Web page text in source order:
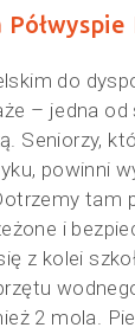
do
– jedna
Seniorzy,
powinni
tam
i
z kolei
2 mola.